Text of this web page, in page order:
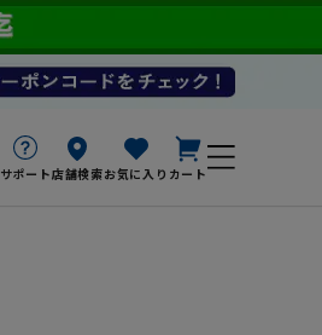
サポート店舗検索お気に入り カート